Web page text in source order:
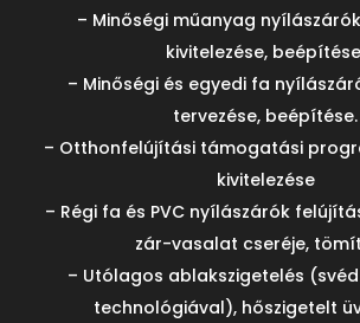
– Minőségi műanyag
kivitelezése,
– Minőségi és egyedi fa
tervezése, beépítése.
– Otthonfelújítási támogatási
kivitelezése
– Régi fa és PVC nyílászárók
zár-vasalat cseréje,
– Utólagos ablakszigetelés
technológiával), hőszigetelt